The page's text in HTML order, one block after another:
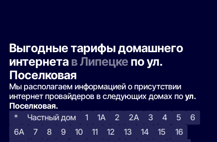
Выгодные тарифы домашнего
интернета в Липецке по ул.
Поселковая
Мы располагаем информацией о присутствии
интернет провайдеров в следующих домах поул.
Поселковая.
*
Частный дом 1 1А 2 2А 3 4 5
6
6А
7 8 9 10 11 12 13 14 15
16